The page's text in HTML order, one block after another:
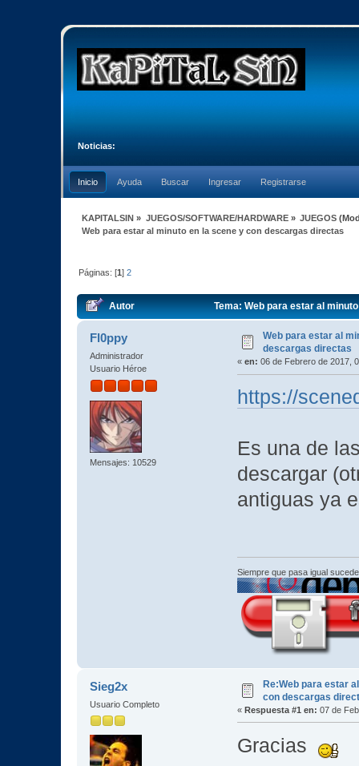
Noticias:
Inicio Ayuda Buscar Ingresar Registrarse
KAPITALSIN » JUEGOS/SOFTWARE/HARDWARE» JUEGOS
Web para estar al minuto en la scene y con descargas directas
Páginas: [1]2
Autor Tema: Web para estar al
Fl0ppy
Administrador
Usuario Héroe
Mensajes: 10529
Web para estar al
descargas directas
« en: 06 de Febrero de 2017,
https://
Es una de
descargar
antiguas ya
Siempre que pasa igual
Sieg2x
Usuario Completo
Re:Web para estar
con descargas
« Respuesta #1 en: 07 de
Gracias